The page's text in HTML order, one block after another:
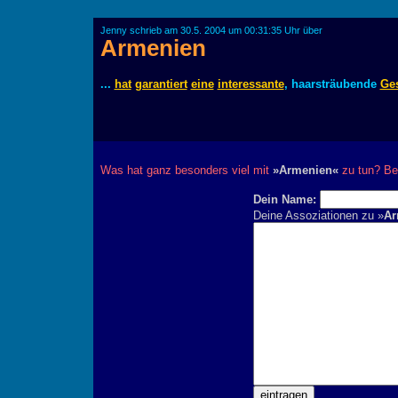
Jenny schrieb am 30.5. 2004 um 00:31:35 Uhr über
Armenien
... hat garantiert eine interessante, haarsträubende
Was hat ganz besonders viel mit »Armenien«zu tun?
Dein Name:
Deine Assoziationen zu »